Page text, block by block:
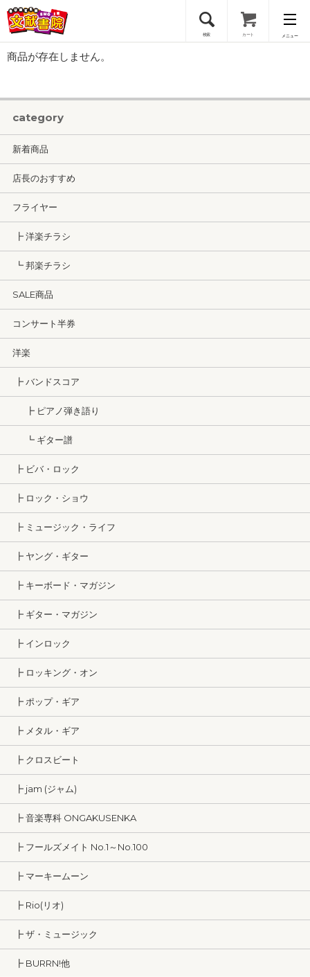
検索 カート メニュー
会員登録
ログイン
商品が存在しません。
category
新着商品
店長のおすすめ
フライヤー
┣ 洋楽チラシ
┗ 邦楽チラシ
SALE商品
コンサート半券
洋楽
┣ バンドスコア
┣ ピアノ弾き語り
┗ ギター譜
┣ ビバ・ロック
┣ ロック・ショウ
┣ ミュージック・ライフ
┣ ヤング・ギター
┣ キーボード・マガジン
┣ ギター・マガジン
┣ インロック
┣ ロッキング・オン
┣ ポップ・ギア
┣ メタル・ギア
┣ クロスビート
┣ jam (ジャム)
┣ 音楽専科 ONGAKUSENKA
┣ フールズメイト No.1～No.100
┣ マーキームーン
┣ Rio(リオ)
┣ ザ・ミュージック
┣ BURRN!他